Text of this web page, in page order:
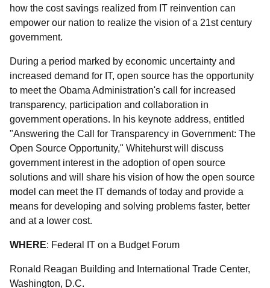
how the cost savings realized from IT reinvention can
empower our nation to realize the vision of a 21st century
government.
During a period marked by economic uncertainty and
increased demand for IT, open source has the opportunity
to meet the Obama Administration's call for increased
transparency, participation and collaboration in
government operations. In his keynote address, entitled
"Answering the Call for Transparency in Government: The
Open Source Opportunity," Whitehurst will discuss
government interest in the adoption of open source
solutions and will share his vision of how the open source
model can meet the IT demands of today and provide a
means for developing and solving problems faster, better
and at a lower cost.
WHERE: Federal IT on a Budget Forum
Ronald Reagan Building and International Trade Center,
Washington, D.C.